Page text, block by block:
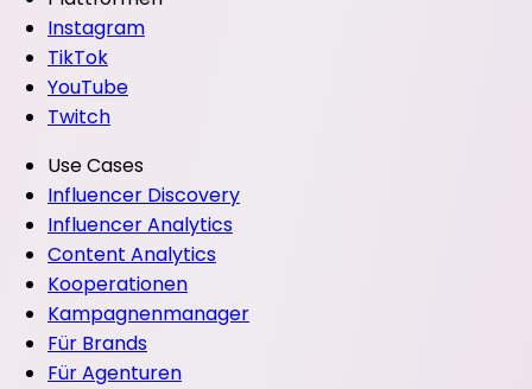
Instagram
TikTok
YouTube
Twitch
Use Cases
Influencer Discovery
Influencer Analytics
Content Analytics
Kooperationen
Kampagnenmanager
Für Brands
Für Agenturen